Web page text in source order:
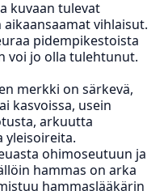
kuvaan tulevat
vihlaisut.
pidempikestoista
voi jo olla tulehtunut.
merkki on särkevä,
kasvoissa, usein
arkuutta
yleisoireita.
ohimoseutuun ja
hammas on arka
hammaslääkärin